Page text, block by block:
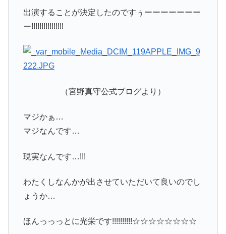
出演することが決定したのですぅーーーーーーー
ー!!!!!!!!!!!!!!!!
（宮野真守公式ブログより）
マジかぁ…
マジなんです…
現実なんです…!!!
わたくしなんかが出させていただいて良いのでし
ょうか…
ほんっっっとに光栄です!!!!!!!!!!☆☆☆☆☆☆☆☆